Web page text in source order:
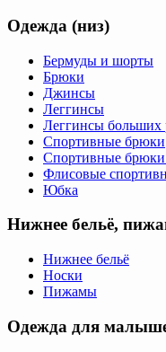
Одежда (низ)
Бермуды и шорты
Брюки
Джинсы
Леггинсы
Леггинсы больших
Спортивные брюки
Спортивные брюки
Флисовые
Юбка
Нижнее бельё,
Нижнее бельё
Носки
Пижамы
Одежда для